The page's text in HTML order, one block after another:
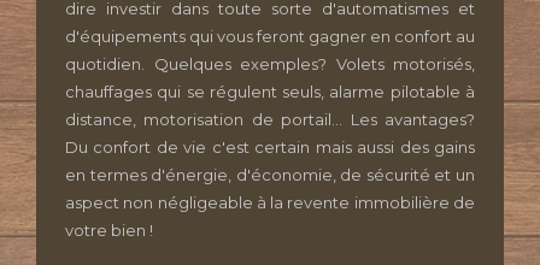
dire investir dans toute sorte d'automatismes et
d'équipements qui vous feront gagner en confort au
quotidien. Quelques exemples? Volets motorisés,
chauffages qui se régulent seuls, alarme pilotable à
distance, motorisation de portail... Les avantages?
Du confort de vie c'est certain mais aussi des gains
en termes d'énergie, d'économie, de sécurité et un
aspect non négligeable à la revente immobilière de
votre bien !